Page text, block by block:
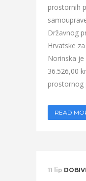
prostornih
Državnog
Hrvatske
Norinska
36.526,00
prostornog
READ
11 lip